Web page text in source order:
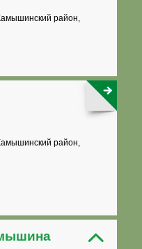
район,
район,